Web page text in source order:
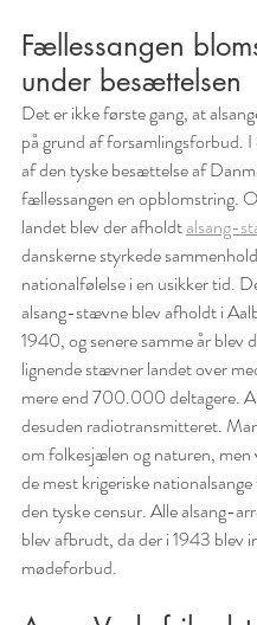
Fællessangen
under besættelsen
Det er ikke første gang, at
på grund af forsamlingsforbud.
af den tyske besættelse af
fællessangen en opblomstring.
landet blev der afholdt alsang-
danskerne styrkede
nationalfølelse i en usikker tid.
alsang-stævne blev afholdt i
1940, og senere samme år blev
lignende stævner landet over
mere end 700.000 deltagere.
desuden radiotransmitteret.
om folkesjælen og naturen, men
de mest krigeriske
den tyske censur. Alle alsang-
blev afbrudt, da der i 1943 blev
mødeforbud.